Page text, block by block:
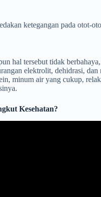
ketegangan pada otot-
hal tersebut tidak
elektrolit, dehidrasi,
minum air yang cukup,
Kesehatan?